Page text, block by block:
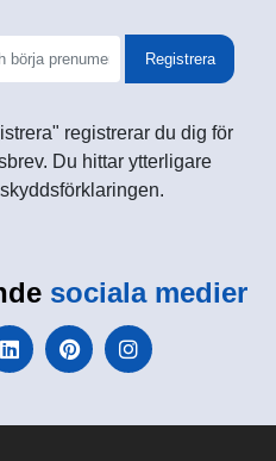
Registrera
registrerar du dig för
Du hittar ytterligare
sociala medier